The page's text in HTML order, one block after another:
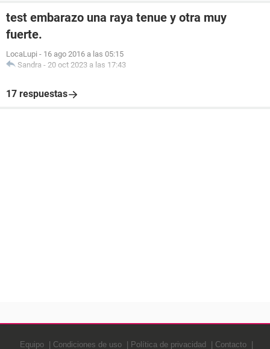
test embarazo una raya tenue y otra muy
fuerte.
LocaLupi - 16 ago 2016 a las 05:15
Sandra - 20 oct 2023 a las 17:43
17 respuestas
Equipo Condiciones de uso Política de privacidad Contacto